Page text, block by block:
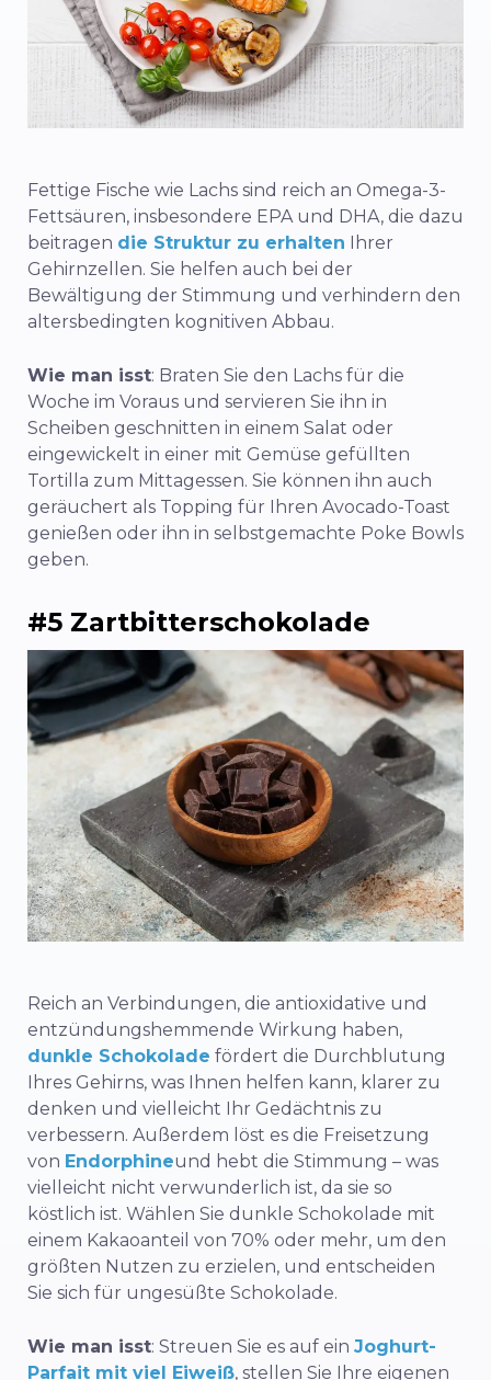
Fettige Fische wie Lachs sind reich an Omega-3-
Fettsäuren, insbesondere EPA und DHA, die dazu
beitragen die Struktur zu erhalten Ihrer
Gehirnzellen. Sie helfen auch bei der
Bewältigung der Stimmung und verhindern den
altersbedingten kognitiven Abbau.
Wie man isst: Braten Sie den Lachs für die
Woche im Voraus und servieren Sie ihn in
Scheiben geschnitten in einem Salat oder
eingewickelt in einer mit Gemüse gefüllten
Tortilla zum Mittagessen. Sie können ihn auch
geräuchert als Topping für Ihren Avocado-Toast
genießen oder ihn in selbstgemachte Poke Bowls
geben.
#5 Zartbitterschokolade
Reich an Verbindungen, die antioxidative und
entzündungshemmende Wirkung haben,
dunkle Schokolade fördert die Durchblutung
Ihres Gehirns, was Ihnen helfen kann, klarer zu
denken und vielleicht Ihr Gedächtnis zu
verbessern. Außerdem löst es die Freisetzung
von Endorphineund hebt die Stimmung – was
vielleicht nicht verwunderlich ist, da sie so
köstlich ist. Wählen Sie dunkle Schokolade mit
einem Kakaoanteil von 70% oder mehr, um den
größten Nutzen zu erzielen, und entscheiden
Sie sich für ungesüßte Schokolade.
Wie man isst: Streuen Sie es auf ein Joghurt-
Parfait mit viel Eiweiß, stellen Sie Ihre eigenen